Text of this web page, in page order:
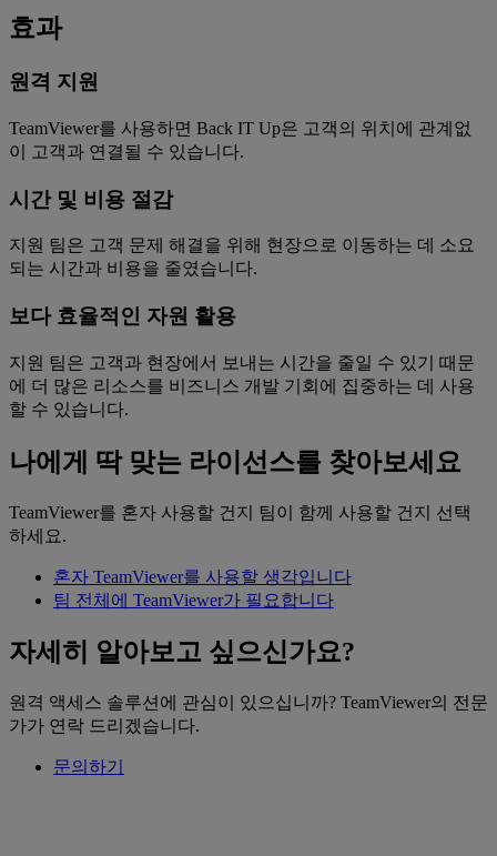
효과
원격 지원
TeamViewer를 사용하면 Back IT Up은 고객의 위치에 관계없
이 고객과 연결될 수 있습니다.
시간 및 비용 절감
지원 팀은 고객 문제 해결을 위해 현장으로 이동하는 데 소요
되는 시간과 비용을 줄였습니다.
보다 효율적인 자원 활용
지원 팀은 고객과 현장에서 보내는 시간을 줄일 수 있기 때문
에 더 많은 리소스를 비즈니스 개발 기회에 집중하는 데 사용
할 수 있습니다.
나에게 딱 맞는 라이선스를 찾아보세요
TeamViewer를 혼자 사용할 건지 팀이 함께 사용할 건지 선택
하세요.
혼자 TeamViewer를 사용할 생각입니다
팀 전체에 TeamViewer가 필요합니다
자세히 알아보고 싶으신가요?
원격 액세스 솔루션에 관심이 있으십니까? TeamViewer의 전문
가가 연락 드리겠습니다.
문의하기